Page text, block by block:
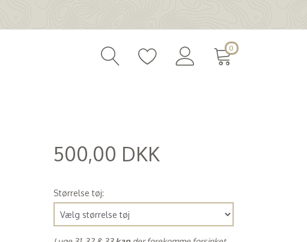
0
500,00 DKK
Størrelse tøj: